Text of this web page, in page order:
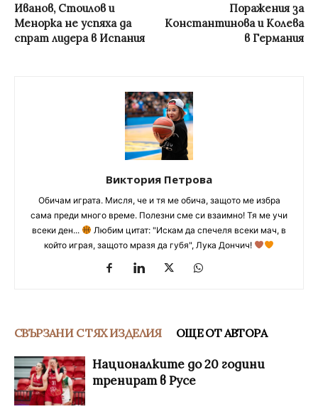
Иванов, Стоилов и
Менорка не успяха да
спрат лидера в Испания
Поражения за
Константинова и Колева
в Германия
Виктория Петрова
Обичам играта. Мисля, че и тя ме обича, защото ме избра
сама преди много време. Полезни сме си взаимно! Тя ме учи
всеки ден...
Любим цитат: "Искам да спечеля всеки мач, в
който играя, защото мразя да губя", Лука Дончич!
СВЪРЗАНИ С ТЯХ ИЗДЕЛИЯ ОЩЕ ОТ АВТОРА
Националките до 20 години
тренират в Русе